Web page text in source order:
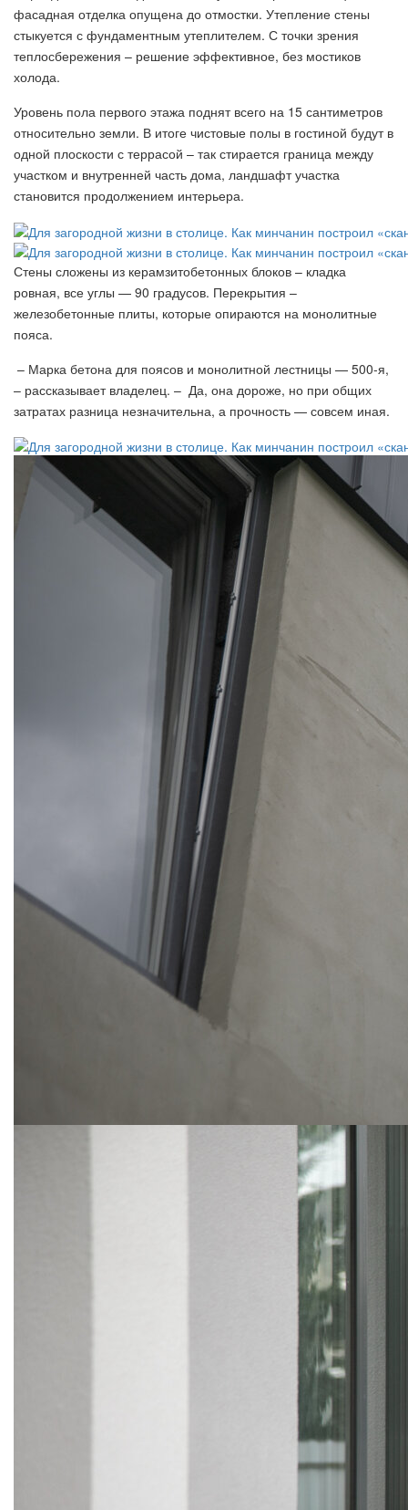
фасадная отделка опущена до отмостки. Утепление стены
стыкуется с фундаментным утеплителем. С точки зрения
теплосбережения – решение эффективное, без мостиков
холода.
Уровень пола первого этажа поднят всего на 15 сантиметров
относительно земли. В итоге чистовые полы в гостиной будут в
одной плоскости с террасой – так стирается граница между
участком и внутренней часть дома, ландшафт участка
становится продолжением интерьера.
Стены сложены из керамзитобетонных блоков – кладка
ровная, все углы — 90 градусов. Перекрытия –
железобетонные плиты, которые опираются на монолитные
пояса.
– Марка бетона для поясов и монолитной лестницы — 500-я,
– рассказывает владелец. – Да, она дороже, но при общих
затратах разница незначительна, а прочность — совсем иная.